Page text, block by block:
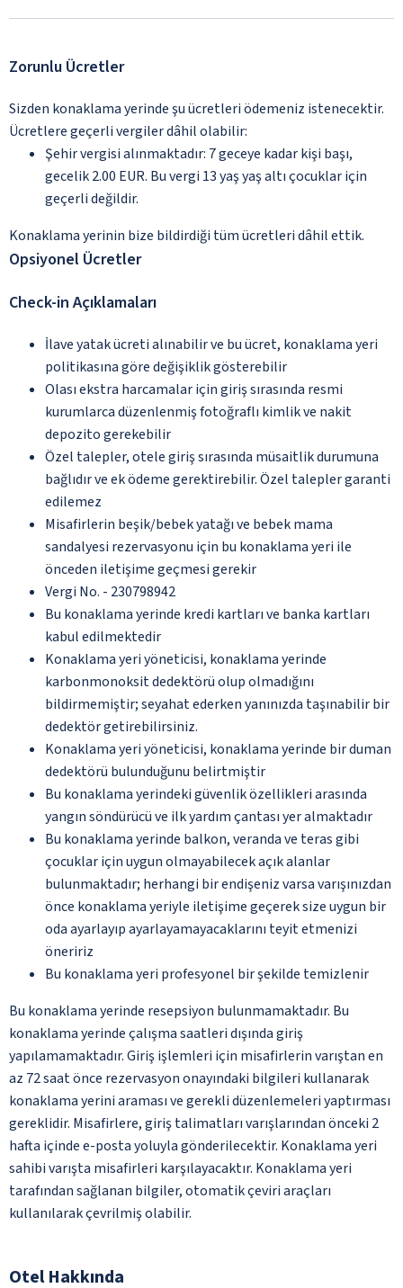
Zorunlu Ücretler
Sizden konaklama yerinde şu ücretleri ödemeniz istenecektir.
Ücretlere geçerli vergiler dâhil olabilir:
Şehir vergisi alınmaktadır: 7 geceye kadar kişi başı,
gecelik 2.00 EUR. Bu vergi 13 yaş yaş altı çocuklar için
geçerli değildir.
Konaklama yerinin bize bildirdiği tüm ücretleri dâhil ettik.
Opsiyonel Ücretler
Check-in Açıklamaları
İlave yatak ücreti alınabilir ve bu ücret, konaklama yeri
politikasına göre değişiklik gösterebilir
Olası ekstra harcamalar için giriş sırasında resmi
kurumlarca düzenlenmiş fotoğraflı kimlik ve nakit
depozito gerekebilir
Özel talepler, otele giriş sırasında müsaitlik durumuna
bağlıdır ve ek ödeme gerektirebilir. Özel talepler garanti
edilemez
Misafirlerin beşik/bebek yatağı ve bebek mama
sandalyesi rezervasyonu için bu konaklama yeri ile
önceden iletişime geçmesi gerekir
Vergi No. - 230798942
Bu konaklama yerinde kredi kartları ve banka kartları
kabul edilmektedir
Konaklama yeri yöneticisi, konaklama yerinde
karbonmonoksit dedektörü olup olmadığını
bildirmemiştir; seyahat ederken yanınızda taşınabilir bir
dedektör getirebilirsiniz.
Konaklama yeri yöneticisi, konaklama yerinde bir duman
dedektörü bulunduğunu belirtmiştir
Bu konaklama yerindeki güvenlik özellikleri arasında
yangın söndürücü ve ilk yardım çantası yer almaktadır
Bu konaklama yerinde balkon, veranda ve teras gibi
çocuklar için uygun olmayabilecek açık alanlar
bulunmaktadır; herhangi bir endişeniz varsa varışınızdan
önce konaklama yeriyle iletişime geçerek size uygun bir
oda ayarlayıp ayarlayamayacaklarını teyit etmenizi
öneririz
Bu konaklama yeri profesyonel bir şekilde temizlenir
Bu konaklama yerinde resepsiyon bulunmamaktadır. Bu
konaklama yerinde çalışma saatleri dışında giriş
yapılamamaktadır. Giriş işlemleri için misafirlerin varıştan en
az 72 saat önce rezervasyon onayındaki bilgileri kullanarak
konaklama yerini araması ve gerekli düzenlemeleri yaptırması
gereklidir. Misafirlere, giriş talimatları varışlarından önceki 2
hafta içinde e-posta yoluyla gönderilecektir. Konaklama yeri
sahibi varışta misafirleri karşılayacaktır. Konaklama yeri
tarafından sağlanan bilgiler, otomatik çeviri araçları
kullanılarak çevrilmiş olabilir.
Otel Hakkında